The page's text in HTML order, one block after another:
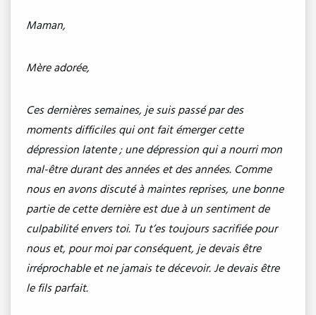
Maman,
Mère adorée,
Ces dernières semaines, je suis passé par des
moments difficiles qui ont fait émerger cette
dépression latente ; une dépression qui a nourri mon
mal-être durant des années et des années. Comme
nous en avons discuté à maintes reprises, une bonne
partie de cette dernière est due à un sentiment de
culpabilité envers toi. Tu t’es toujours sacrifiée pour
nous et, pour moi par conséquent, je devais être
irréprochable et ne jamais te décevoir. Je devais être
le fils parfait.